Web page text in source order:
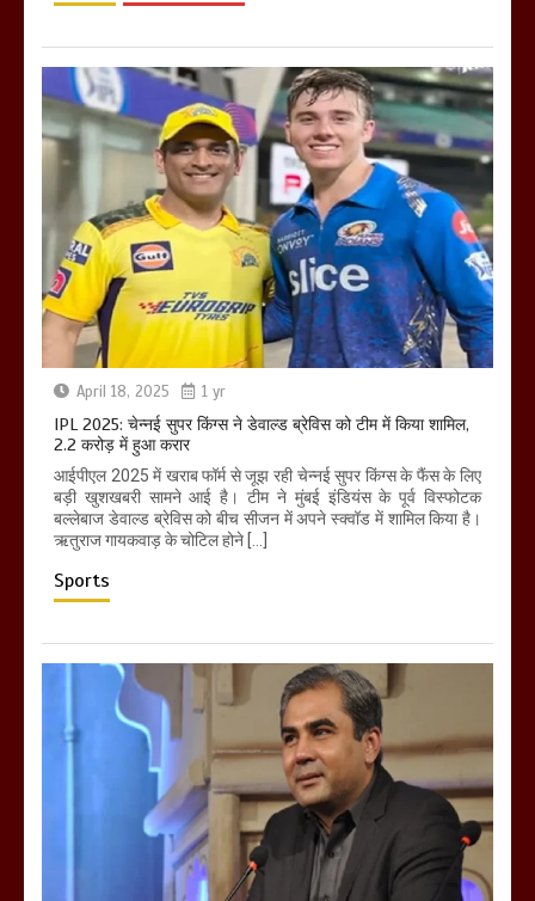
April 18, 2025 1 yr
IPL 2025: चेन्नई सुपर किंग्स ने डेवाल्ड ब्रेविस को टीम में किया शामिल,
2.2 करोड़ में हुआ करार
आईपीएल 2025 में खराब फॉर्म से जूझ रही चेन्नई सुपर किंग्स के फैंस के लिए
बड़ी खुशखबरी सामने आई है। टीम ने मुंबई इंडियंस के पूर्व विस्फोटक
बल्लेबाज डेवाल्ड ब्रेविस को बीच सीजन में अपने स्क्वॉड में शामिल किया है।
ऋतुराज गायकवाड़ के चोटिल होने […]
Sports